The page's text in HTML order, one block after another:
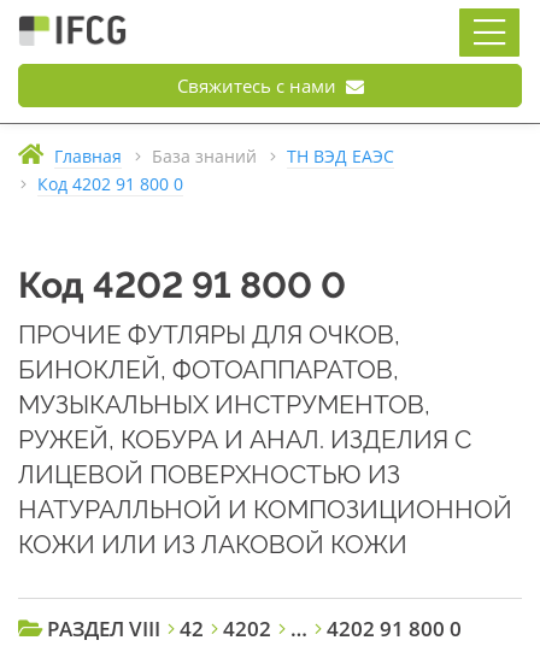
Свяжитесь с нами
Главная База знаний
ТН ВЭД ЕАЭС
Код 4202 91 800 0
Код 4202 91 800 0
ПРОЧИЕ ФУТЛЯРЫ ДЛЯ ОЧКОВ,
БИНОКЛЕЙ, ФОТОАППАРАТОВ,
МУЗЫКАЛЬНЫХ ИНСТРУМЕНТОВ,
РУЖЕЙ, КОБУРА И АНАЛ. ИЗДЕЛИЯ С
ЛИЦЕВОЙ ПОВЕРХНОСТЬЮ ИЗ
НАТУРАЛЛЬНОЙ И КОМПОЗИЦИОННОЙ
КОЖИ ИЛИ ИЗ ЛАКОВОЙ КОЖИ
РАЗДЕЛ VIII 42 4202 … 4202 91 800 0